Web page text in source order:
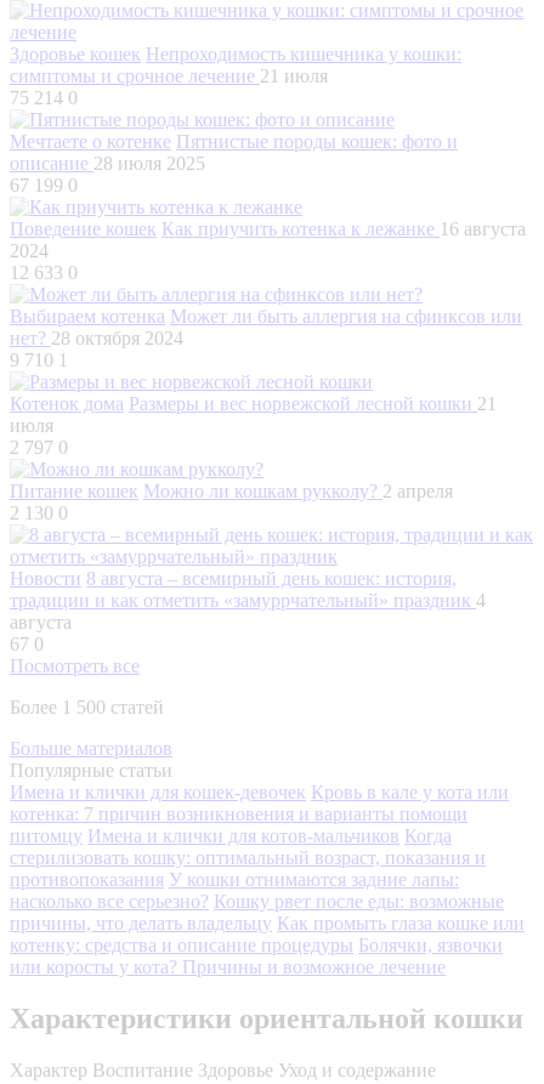
Здоровье кошек Непроходимость кишечника у кошки:
симптомы и срочное лечение 21 июля
75 214 0
Мечтаете о котенке Пятнистые породы кошек: фото и
описание 28 июля 2025
67 199 0
Поведение кошек Как приучить котенка к лежанке 16 августа
2024
12 633 0
Выбираем котенка Может ли быть аллергия на сфинксов или
нет? 28 октября 2024
9 710 1
Котенок дома Размеры и вес норвежской лесной кошки 21
июля
2 797 0
Питание кошек Можно ли кошкам рукколу? 2 апреля
2 130 0
Новости 8 августа – всемирный день кошек: история,
традиции и как отметить «замуррчательный» праздник 4
августа
67 0
Посмотреть все
Более 1 500 статей
Больше материалов
Популярные статьи
Имена и клички для кошек-девочек Кровь в кале у кота или
котенка: 7 причин возникновения и варианты помощи
питомцу Имена и клички для котов-мальчиков Когда
стерилизовать кошку: оптимальный возраст, показания и
противопоказания У кошки отнимаются задние лапы:
насколько все серьезно? Кошку рвет после еды: возможные
причины, что делать владельцу Как промыть глаза кошке или
котенку: средства и описание процедуры Болячки, язвочки
или коросты у кота? Причины и возможное лечение
Характеристики ориентальной кошки
Характер Воспитание Здоровье Уход и содержание